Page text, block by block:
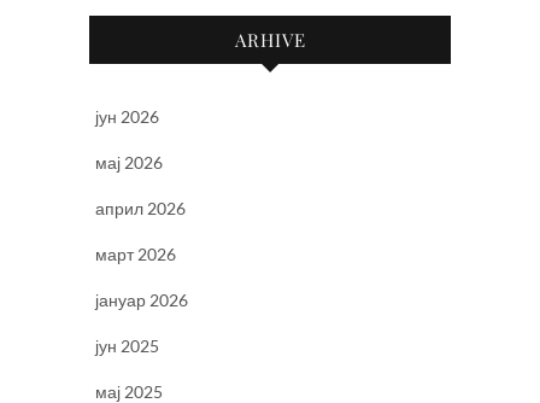
ARHIVE
јун 2026
мај 2026
април 2026
март 2026
јануар 2026
јун 2025
мај 2025